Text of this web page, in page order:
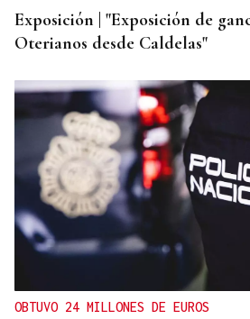
Exposición | "Exposición de
Oterianos desde Caldelas"
OBTUVO 24 MILLONES DE EUROS